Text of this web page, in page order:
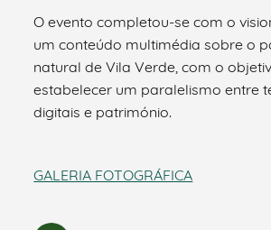
O evento completou-se com o
um conteúdo multimédia sobre o
natural de Vila Verde, com o
estabelecer um paralelismo entre
digitais e património.
GALERIA FOTOGRÁFICA